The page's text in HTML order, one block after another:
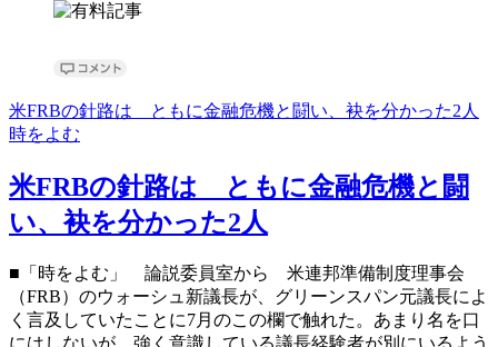
米FRBの針路は ともに金融危機と闘い、袂を分かった2人
時をよむ
米FRBの針路は ともに金融危機と闘
い、袂を分かった2人
■「時をよむ」 論説委員室から 米連邦準備制度理事会
（FRB）のウォーシュ新議長が、グリーンスパン元議長によ
く言及していたことに7月のこの欄で触れた。あまり名を口
にはしないが、強く意識している議長経験者が別にいるよう